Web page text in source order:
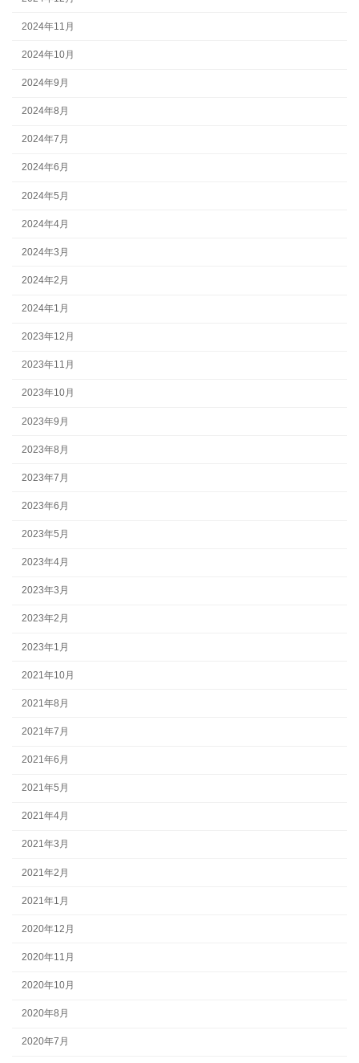
2024年11月
2024年10月
2024年9月
2024年8月
2024年7月
2024年6月
2024年5月
2024年4月
2024年3月
2024年2月
2024年1月
2023年12月
2023年11月
2023年10月
2023年9月
2023年8月
2023年7月
2023年6月
2023年5月
2023年4月
2023年3月
2023年2月
2023年1月
2021年10月
2021年8月
2021年7月
2021年6月
2021年5月
2021年4月
2021年3月
2021年2月
2021年1月
2020年12月
2020年11月
2020年10月
2020年8月
2020年7月